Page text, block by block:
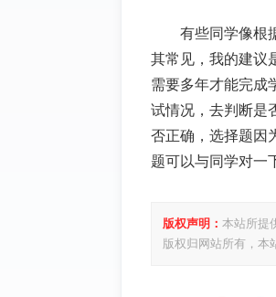
有些同学像根
其常见，我的建议
需要多年才能完成
试情况，去判断是
否正确，选择题因
题可以与同学对一
版权声明： 本站所提
版权归网站所有，本